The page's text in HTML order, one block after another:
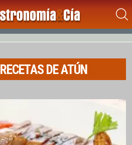
RECETAS DE ATÚN